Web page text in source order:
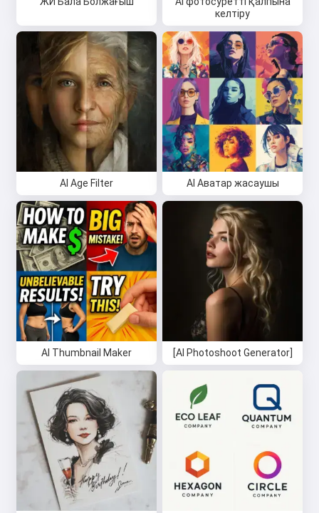
келтіру
AI Age Filter AI Аватар жасаушы
AI Thumbnail Maker [AI Photoshoot Generator]